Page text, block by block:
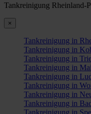
Tankreinigung Rheinland-
×
Tankreinigung in
Tankreinigung in
Tankreinigung in
Tankreinigung in
Tankreinigung in
Tankreinigung in
Tankreinigung in
Tankreinigung in
Tankreinigung in